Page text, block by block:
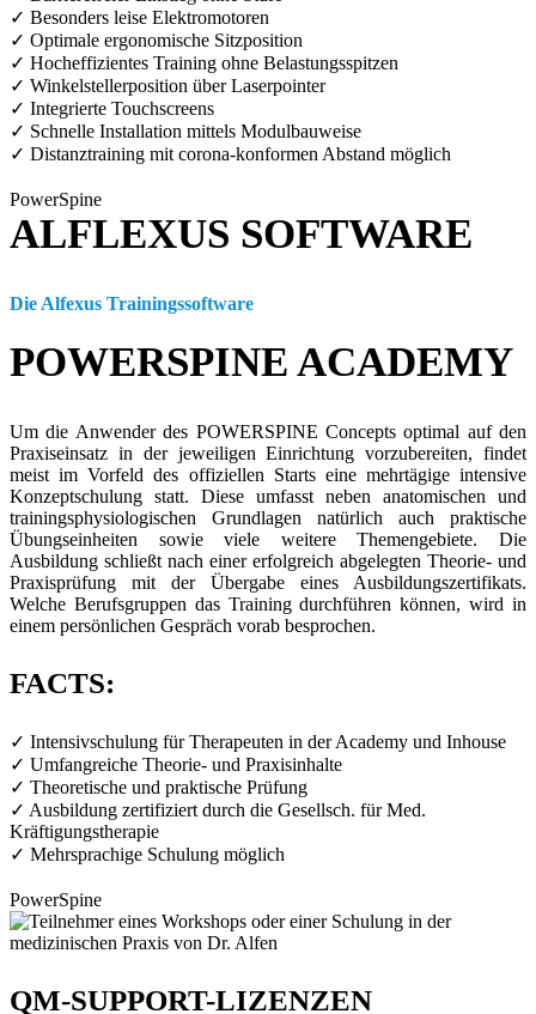
✓ Besonders leise Elektromotoren
✓ Optimale ergonomische Sitzposition
✓ Hocheffizientes Training ohne Belastungsspitzen
✓ Winkelstellerposition über Laserpointer
✓ Integrierte Touchscreens
✓ Schnelle Installation mittels Modulbauweise
✓ Distanztraining mit corona-konformen Abstand möglich
PowerSpine
ALFLEXUS SOFTWARE
Die Alfexus Trainingssoftware
POWERSPINE ACADEMY
Um die Anwender des POWERSPINE Concepts optimal auf den
Praxiseinsatz in der jeweiligen Einrichtung vorzubereiten, findet
meist im Vorfeld des offiziellen Starts eine mehrtägige intensive
Konzeptschulung statt. Diese umfasst neben anatomischen und
trainingsphysiologischen Grundlagen natürlich auch praktische
Übungseinheiten sowie viele weitere Themengebiete. Die
Ausbildung schließt nach einer erfolgreich abgelegten Theorie- und
Praxisprüfung mit der Übergabe eines Ausbildungszertifikats.
Welche Berufsgruppen das Training durchführen können, wird in
einem persönlichen Gespräch vorab besprochen.
FACTS:
✓ Intensivschulung für Therapeuten in der Academy und Inhouse
✓ Umfangreiche Theorie- und Praxisinhalte
✓ Theoretische und praktische Prüfung
✓ Ausbildung zertifiziert durch die Gesellsch. für Med.
Kräftigungstherapie
✓ Mehrsprachige Schulung möglich
PowerSpine
QM-SUPPORT-LIZENZEN